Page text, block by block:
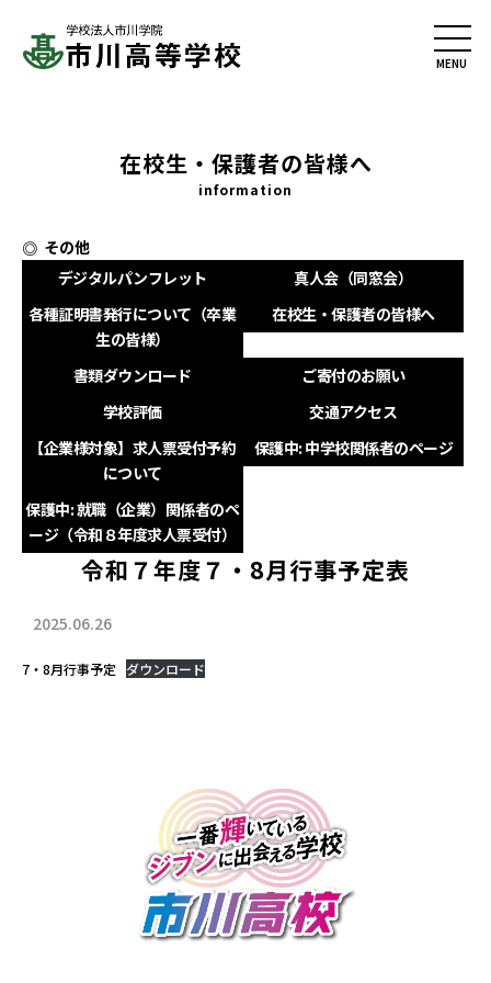
在校生・保護者の皆様へ
information
その他
デジタルパンフレット
真人会（同窓会）
各種証明書発行について（卒業
生の皆様）
在校生・保護者の皆様へ
書類ダウンロード
ご寄付のお願い
学校評価
交通アクセス
【企業様対象】求人票受付予約
について
保護中: 中学校関係者のページ
保護中: 就職（企業）関係者のペ
ージ（令和８年度求人票受付）
令和７年度７・8月行事予定表
2025.06.26
7・8月行事予定 ダウンロード